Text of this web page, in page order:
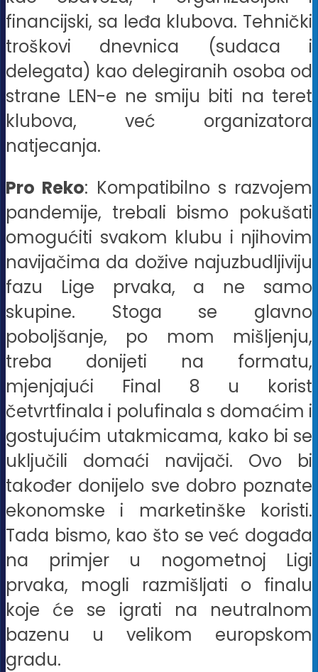
financijski, sa leđa klubova. Tehnički
troškovi dnevnica (sudaca i
delegata) kao delegiranih osoba od
strane LEN-e ne smiju biti na teret
klubova, već organizatora
natjecanja.
Pro Reko: Kompatibilno s razvojem
pandemije, trebali bismo pokušati
omogućiti svakom klubu i njihovim
navijačima da dožive najuzbudljiviju
fazu Lige prvaka, a ne samo
skupine. Stoga se glavno
poboljšanje, po mom mišljenju,
treba donijeti na formatu,
mjenjajući Final 8 u korist
četvrtfinala i polufinala s domaćim i
gostujućim utakmicama, kako bi se
uključili domaći navijači. Ovo bi
također donijelo sve dobro poznate
ekonomske i marketinške koristi.
Tada bismo, kao što se već događa
na primjer u nogometnoj Ligi
prvaka, mogli razmišljati o finalu
koje će se igrati na neutralnom
bazenu u velikom europskom
gradu.